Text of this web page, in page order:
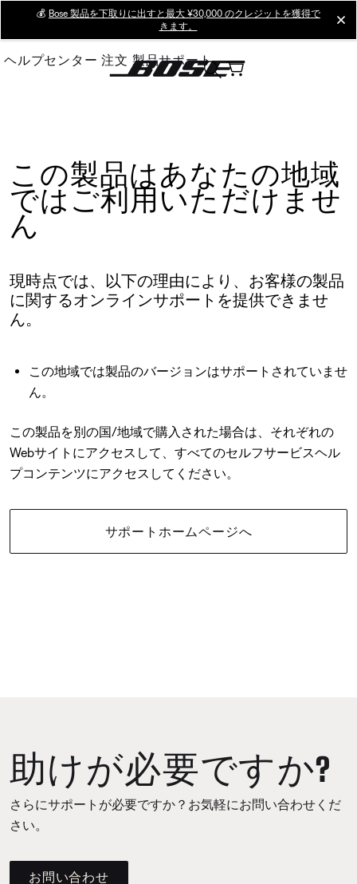
Main
💰 Bose 製品を下取りに出すと最大 ¥30,000 のクレジットを獲得で
きます。
ヘルプセンター 注文 製品サポート
この製品はあなたの地域
ではご利用いただけませ
ん
現時点では、以下の理由により、お客様の製品
に関するオンラインサポートを提供できませ
ん。
この地域では製品のバージョンはサポートされていませ
ん。
この製品を別の国/地域で購入された場合は、それぞれの
Webサイトにアクセスして、すべてのセルフサービスヘル
プコンテンツにアクセスしてください。
サポートホームページへ
助けが必要ですか?
さらにサポートが必要ですか？お気軽にお問い合わせくだ
さい。
お問い合わせ